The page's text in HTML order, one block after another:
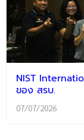
NIST
ของ สรบ.
07/07/2026